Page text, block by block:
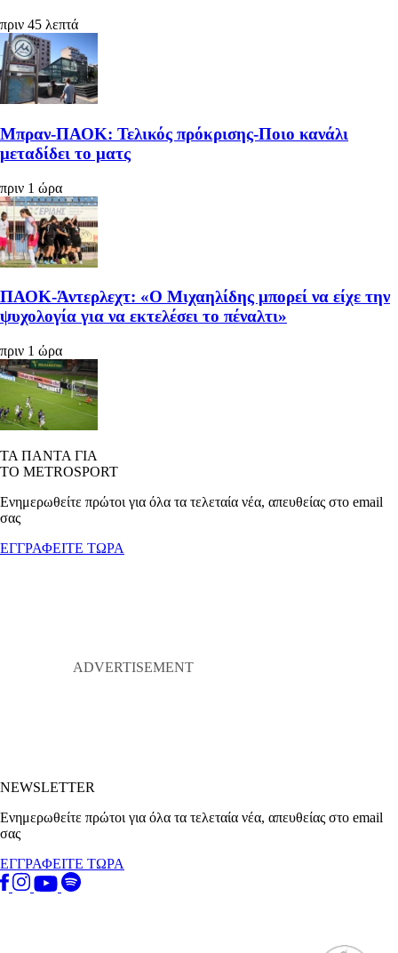
πριν 45 λεπτά
Μπραν-ΠΑΟΚ: Τελικός πρόκρισης-Ποιο κανάλι
μεταδίδει το ματς
πριν 1 ώρα
ΠΑΟΚ-Άντερλεχτ: «Ο Μιχαηλίδης μπορεί να είχε την
ψυχολογία για να εκτελέσει το πέναλτι»
πριν 1 ώρα
ΤΑ ΠΑΝΤΑ ΓΙΑ
ΤΟ METROSPORT
Ενημερωθείτε πρώτοι για όλα τα τελεταία νέα, απευθείας στο email
σας
ΕΓΓΡΑΦΕΙΤΕ ΤΩΡΑ
NEWSLETTER
Ενημερωθείτε πρώτοι για όλα τα τελεταία νέα, απευθείας στο email
σας
ΕΓΓΡΑΦΕΙΤΕ ΤΩΡΑ